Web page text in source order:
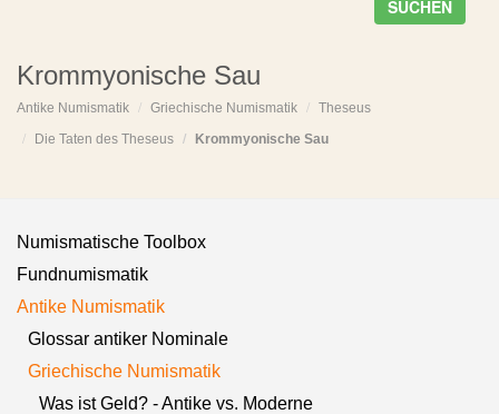
SUCHEN
Krommyonische Sau
Antike Numismatik Griechische Numismatik
Theseus
Die Taten des Theseus
Krommyonische Sau
Numismatische Toolbox
Fundnumismatik
Antike Numismatik
Glossar antiker Nominale
Griechische Numismatik
Was ist Geld? - Antike vs. Moderne